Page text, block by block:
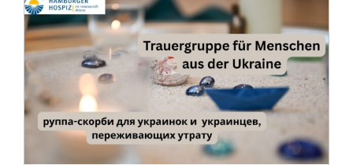
Stellenangebote
Veranstaltungen
Impressum
Datenschutzerklärung